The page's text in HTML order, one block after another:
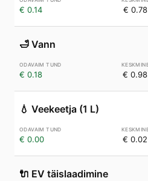
€ 0.14 € 0.78
🛁 Vann
€ 0.18 € 0.98
💧 Veekeetja (1 L)
€ 0.00 € 0.02
🔌 EV täislaadimine